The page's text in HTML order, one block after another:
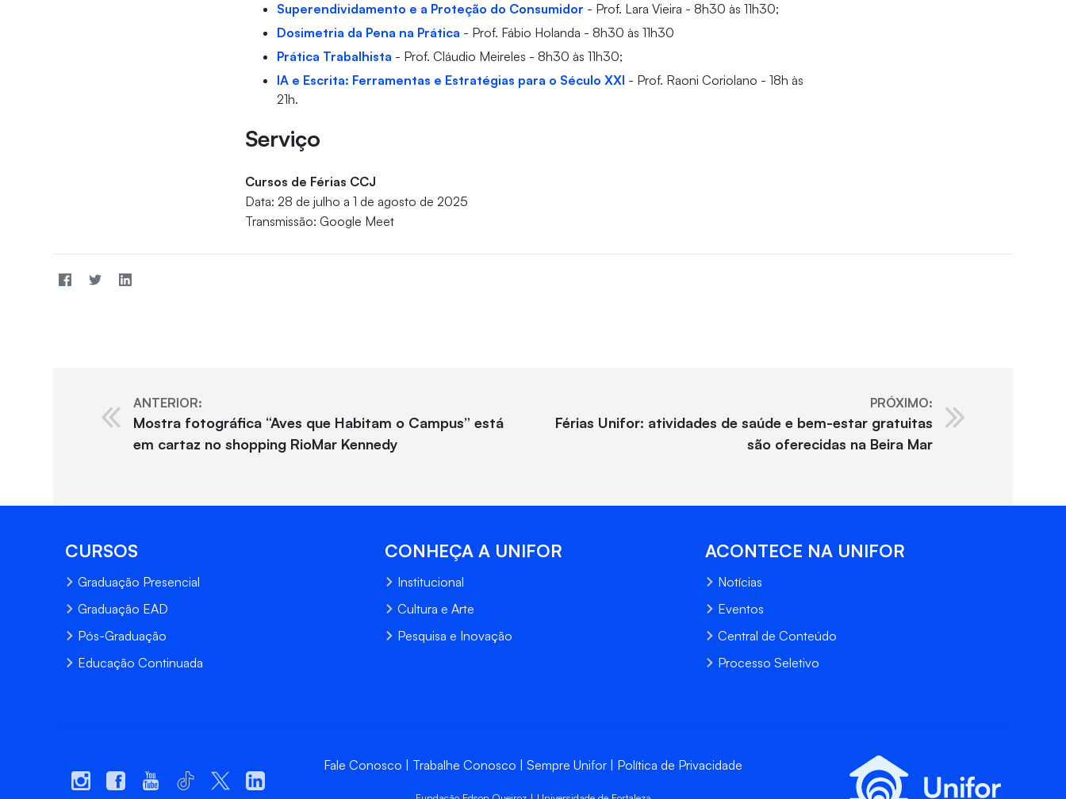
Superendividamento e a Proteção do Consumidor - Prof. Lara Vieira - 8h30 às 11h30;
Dosimetria da Pena na Prática - Prof. Fábio Holanda - 8h30 às 11h30
Prática Trabalhista - Prof. Cláudio Meireles - 8h30 às 11h30;
IA e Escrita: Ferramentas e Estratégias para o Século XXI - Prof. Raoni Coriolano - 18h às
21h.
Serviço
Cursos de Férias CCJ
Data: 28 de julho a 1 de agosto de 2025
Transmissão: Google Meet
ANTERIOR:
Mostra fotográfica “Aves que Habitam o Campus” está
em cartaz no shopping RioMar Kennedy
PRÓXIMO:
Férias Unifor: atividades de saúde e bem-estar gratuitas
são oferecidas na Beira Mar
CURSOS
Graduação Presencial
Graduação EAD
Pós-Graduação
Educação Continuada
CONHEÇA A UNIFOR
Institucional
Cultura e Arte
Pesquisa e Inovação
ACONTECE NA UNIFOR
Notícias
Eventos
Central de Conteúdo
Processo Seletivo
Fale Conosco Trabalhe Conosco Sempre Unifor Política de Privacidade